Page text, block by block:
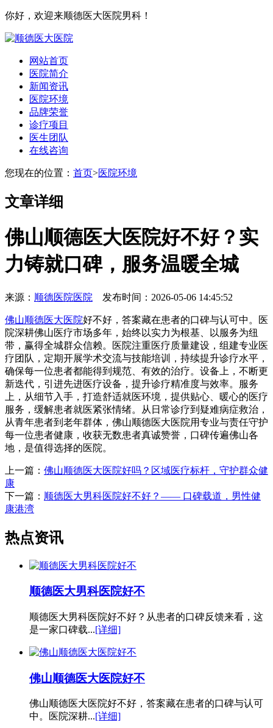
你好，欢迎来顺德医大医院男科！
网站首页
医院简介
新闻资讯
医院环境
品牌荣誉
诊疗项目
医生团队
在线咨询
您现在的位置： 首页>医院环境
文章详细
佛山顺德医大医院好不好？实
力铸就口碑，服务温暖全城
来源： 顺德医院医院 发布时间：2026-05-06 14:45:52
佛山顺德医大医院好不好，答案藏在患者的口碑与认可中。医
院深耕佛山医疗市场多年，始终以实力为根基、以服务为纽
带，赢得全城群众信赖。医院注重医疗质量建设，组建专业医
疗团队，定期开展学术交流与技能培训，持续提升诊疗水平，
确保每一位患者都能得到规范、有效的治疗。设备上，不断更
新迭代，引进先进医疗设备，提升诊疗精准度与效率。服务
上，从细节入手，打造舒适就医环境，提供贴心、暖心的医疗
服务，缓解患者就医紧张情绪。从日常诊疗到疑难病症救治，
从青年患者到老年群体，佛山顺德医大医院用专业与责任守护
每一位患者健康，收获无数患者真诚赞誉，口碑传遍佛山各
地，是值得选择的医院。
上一篇： 佛山顺德医大医院好吗？区域医疗标杆，守护群众健
康
下一篇： 顺德医大男科医院好不好？—— 口碑载道，男性健
康港湾
热点资讯
顺德医大男科医院好不
顺德医大男科医院好不好？从患者的口碑反馈来看，这
是一家口碑载...[详细]
佛山顺德医大医院好不
佛山顺德医大医院好不好，答案藏在患者的口碑与认可
中。医院深耕...[详细]